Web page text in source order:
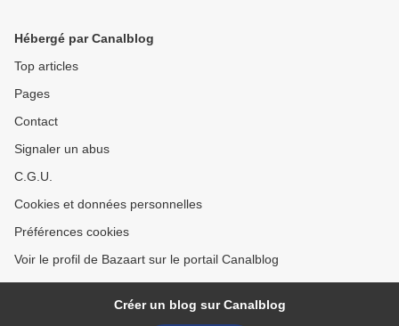
Hébergé par Canalblog
Top articles
Pages
Contact
Signaler un abus
C.G.U.
Cookies et données personnelles
Préférences cookies
Voir le profil de Bazaart sur le portail Canalblog
Créer un blog sur Canalblog